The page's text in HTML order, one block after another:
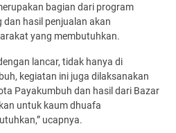
bagian dari program
dan hasil penjualan akan
yang membutuhkan.
lancar, tidak hanya di
kegiatan ini juga dilaksanakan
Payakumbuh dan hasil dari Bazar
untuk kaum dhuafa
ucapnya.